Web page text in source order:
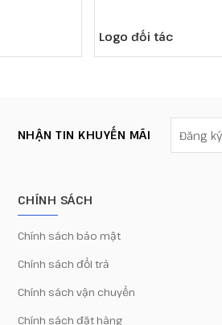
Logo đối tác
NHẬN TIN KHUYẾN MÃI
CHÍNH SÁCH
Chính sách bảo mật
Chính sách đổi trả
Chính sách vận chuyển
Chính sách đặt hàng